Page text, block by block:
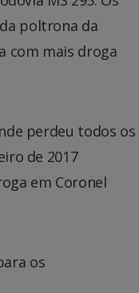
poltrona da
com mais droga
perdeu todos os
de 2017
em Coronel
os